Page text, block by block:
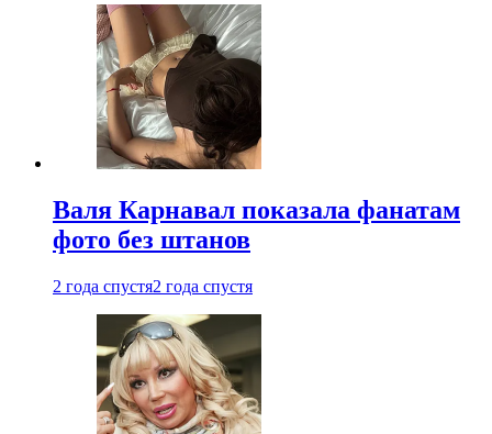
Валя Карнавал показала фанатам
фото без штанов
2 года спустя2 года спустя